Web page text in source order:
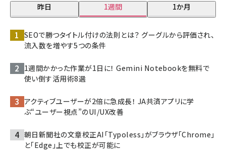
昨日 1週間 1か月
SEOで勝つタイトル付けの法則とは？ グーグルから評価され、
流入数を増やす5つの条件
1週間かかった作業が1日に！ Gemini Notebookを無料で
使い倒す活用術8選
アクティブユーザーが2倍に急成長！ JA共済アプリに学
ぶ“ユーザー視点”のUI/UX改善
朝日新聞社の文章校正AI「Typoless」がブラウザ「Chrome」
と「Edge」上でも校正が可能に